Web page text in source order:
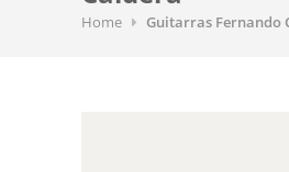
Home Guitarras Fernando